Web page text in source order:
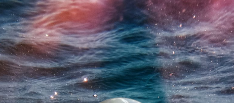
DATOS GENERALES
HABILIDADES